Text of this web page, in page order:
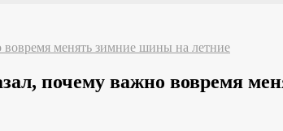
вовремя менять зимние шины на летние
почему важно вовремя